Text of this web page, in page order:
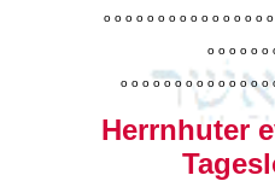
o o o o o o o o o o o o o o o o
o o o o o o
o o o o o o o o o o o o o o
Herrnhuter